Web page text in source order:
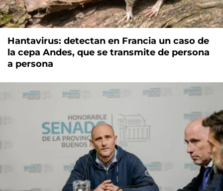
Hantavirus: detectan en Francia un caso de
la cepa Andes, que se transmite de persona
a persona